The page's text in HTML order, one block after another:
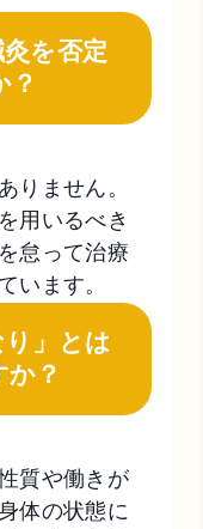
を否定
？
りません。
用いるべき
怠って治療
います。
り」とは
？
質や働きが
体の状態に